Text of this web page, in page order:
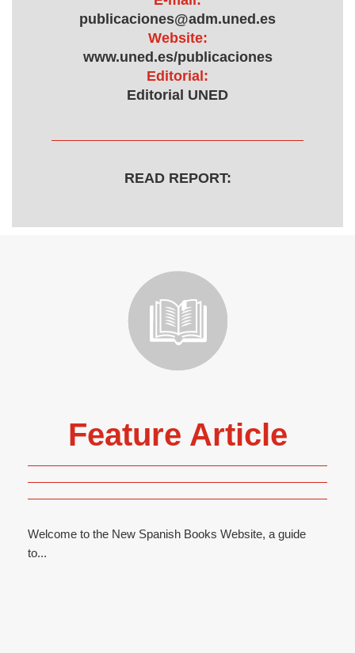
publicaciones@adm.uned.es
Website:
www.uned.es/publicaciones
Editorial:
Editorial UNED
READ REPORT:
Feature Article
Welcome to the New Spanish Books Website, a guide
to...